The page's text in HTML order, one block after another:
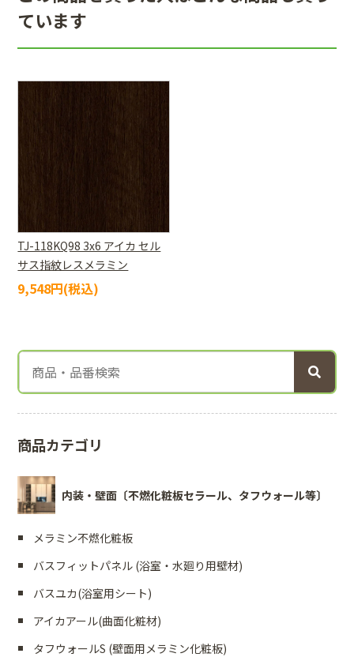
ています
TJ-118KQ98 3x6 アイカ セル
サス指紋レスメラミン
9,548円(税込)
商品カテゴリ
内装・壁面〔不燃化粧板セラール、タフウォール等〕
メラミン不燃化粧板
バスフィットパネル (浴室・水廻り用壁材)
バスユカ(浴室用シート)
アイカアール(曲面化粧材)
タフウォールS (壁面用メラミン化粧板)